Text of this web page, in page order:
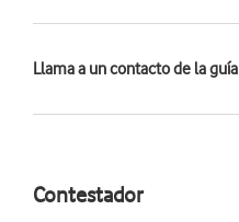
Llama a un contacto de la guía
Contestador